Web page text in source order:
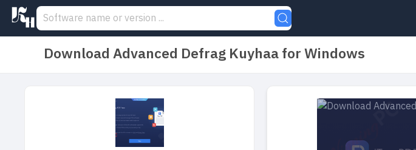
Download Advanced Defrag Kuyhaa for Windows